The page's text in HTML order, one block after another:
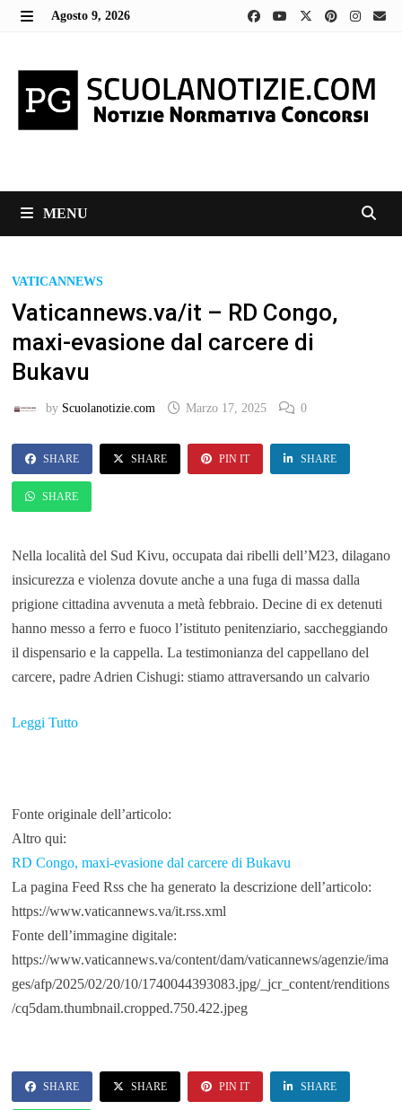
Skip
Agosto 9, 2026
MENU
VATICANNEWS
Vaticannews.va/it – RD Congo,
maxi-evasione dal carcere di
Bukavu
by Scuolanotizie.com Marzo 17, 2025 0
SHARE SHARE PIN IT SHARE
SHARE
Nella località del Sud Kivu, occupata dai ribelli dell’M23, dilagano
insicurezza e violenza dovute anche a una fuga di massa dalla
prigione cittadina avvenuta a metà febbraio. Decine di ex detenuti
hanno messo a ferro e fuoco l’istituto penitenziario, saccheggiando
il dispensario e la cappella. La testimonianza del cappellano del
carcere, padre Adrien Cishugi: stiamo attraversando un calvario
Leggi Tutto
Fonte originale dell’articolo:
Altro qui:
RD Congo, maxi-evasione dal carcere di Bukavu
La pagina Feed Rss che ha generato la descrizione dell’articolo:
https://www.vaticannews.va/it.rss.xml
Fonte dell’immagine digitale:
https://www.vaticannews.va/content/dam/vaticannews/agenzie/ima
ges/afp/2025/02/20/10/1740044393083.jpg/_jcr_content/renditions
/cq5dam.thumbnail.cropped.750.422.jpeg
SHARE SHARE PIN IT SHARE